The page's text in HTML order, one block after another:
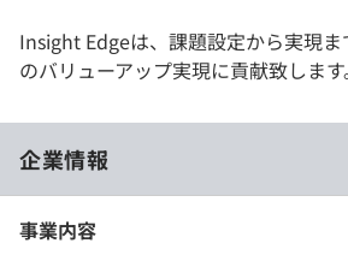
Insight Edgeは、課題設定から実現
のバリューアップ実現に貢献致します
企業情報
事業内容